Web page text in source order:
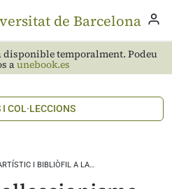
disponible temporalment. Podeu
aunebook.es
COL·LECCIONS
I BIBLIÒFIL A LA…